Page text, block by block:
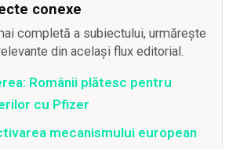
conexe
completă a subiectului, urmărește
din același flux editorial.
Românii plătesc pentru
cu Pfizer
mecanismului european